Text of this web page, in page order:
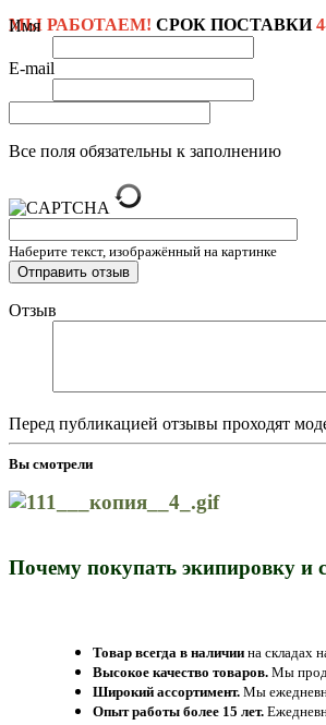
МЫ РАБОТАЕМ! СРОК ПОСТАВКИ
Имя
E-mail
Все поля обязательны к заполнению
Наберите текст, изображённый на картинке
Отзыв
Перед публикацией отзывы проходят
Вы смотрели
Почему покупать экипировку и
Товар всегда в наличии на складах
Высокое качество товаров. Мы
Широкий ассортимент. Мы
Опыт работы более 15 лет.